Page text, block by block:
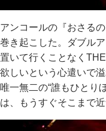
アンコールの『おさる
巻き起こした。ダブル
置いて行くことなく
欲しいという心遣いで
唯一無二の“誰もひとり
は、もうすぐそこまで近